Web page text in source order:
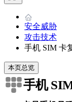
安全威胁
攻击技术
手机 SIM 卡
本页总览
手机